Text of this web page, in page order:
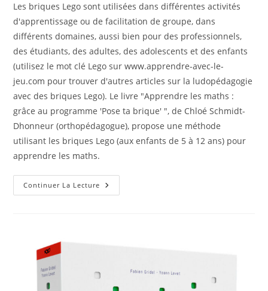
Les briques Lego sont utilisées dans différentes activités
d'apprentissage ou de facilitation de groupe, dans
différents domaines, aussi bien pour des professionnels,
des étudiants, des adultes, des adolescents et des enfants
(utilisez le mot clé Lego sur www.apprendre-avec-le-
jeu.com pour trouver d'autres articles sur la ludopédagogie
avec des briques Lego). Le livre "Apprendre les maths :
grâce au programme 'Pose ta brique' ", de Chloé Schmidt-
Dhonneur (orthopédagogue), propose une méthode
utilisant les briques Lego (aux enfants de 5 à 12 ans) pour
apprendre les maths.
Continuer La Lecture Apprentissage
Des
Ans